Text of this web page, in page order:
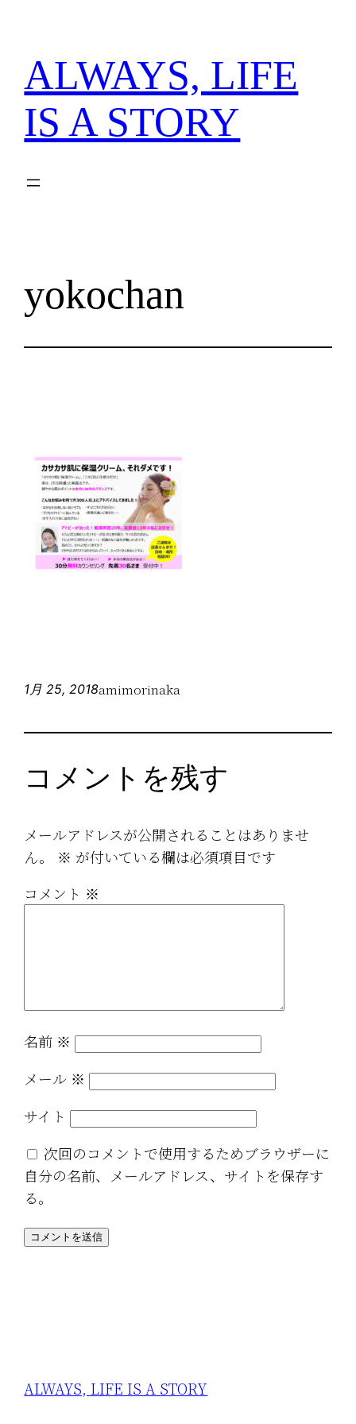
ALWAYS, LIFE
IS A STORY
yokochan
1月 25, 2018amimorinaka
コメントを残す
メールアドレスが公開されることはありませ
ん。
※ が付いている欄は必須項目です
コメント ※
名前 ※
メール ※
サイト
次回のコメントで使用するためブラウザーに
自分の名前、メールアドレス、サイトを保存す
る。
ALWAYS, LIFE IS A STORY